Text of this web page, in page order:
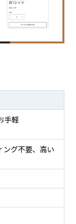
手軽
ング不要、高い